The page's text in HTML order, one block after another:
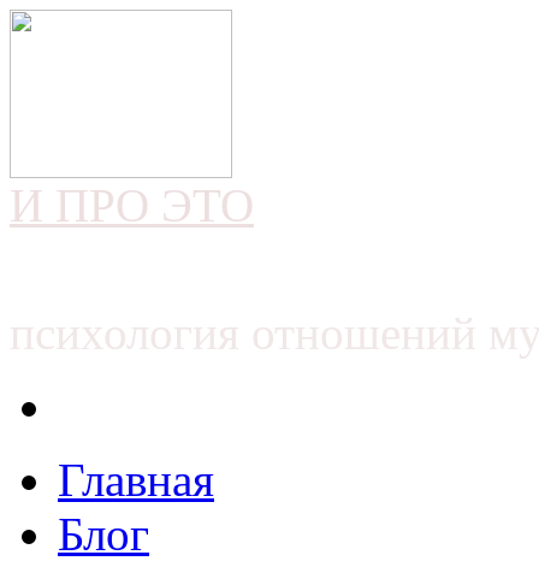
И ПРО ЭТО
психология отношений
Главная
Блог